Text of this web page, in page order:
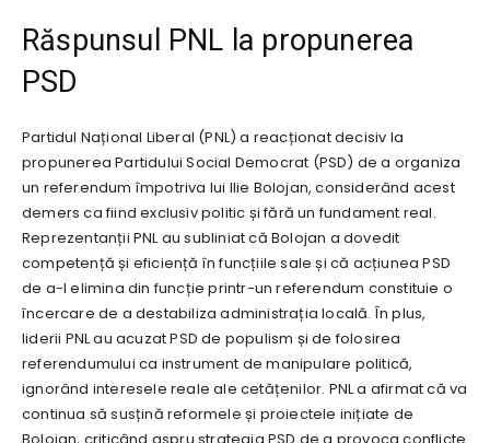
Răspunsul PNL la propunerea
PSD
Partidul Național Liberal (PNL) a reacționat decisiv la
propunerea Partidului Social Democrat (PSD) de a organiza
un referendum împotriva lui Ilie Bolojan, considerând acest
demers ca fiind exclusiv politic și fără un fundament real.
Reprezentanții PNL au subliniat că Bolojan a dovedit
competență și eficiență în funcțiile sale și că acțiunea PSD
de a-l elimina din funcție printr-un referendum constituie o
încercare de a destabiliza administrația locală. În plus,
liderii PNL au acuzat PSD de populism și de folosirea
referendumului ca instrument de manipulare politică,
ignorând interesele reale ale cetățenilor. PNL a afirmat că va
continua să susțină reformele și proiectele inițiate de
Bolojan, criticând aspru strategia PSD de a provoca conflicte